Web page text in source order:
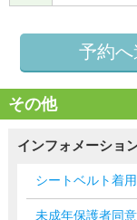
予約
その他
インフォメーショ
シートベルト着
未成年保護者同